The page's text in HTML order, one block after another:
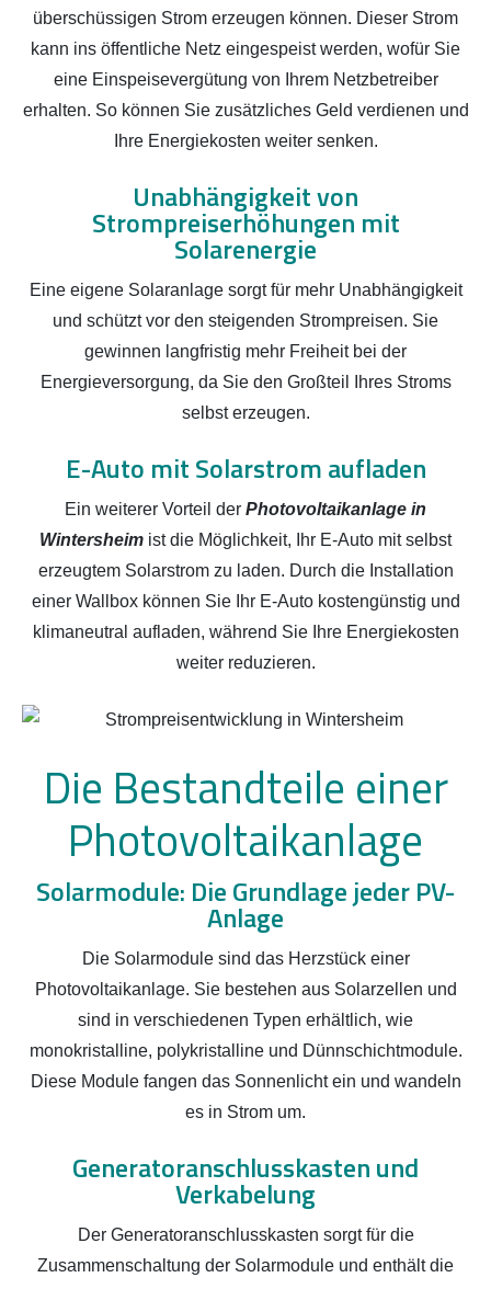
überschüssigen Strom erzeugen können. Dieser Strom
kann ins öffentliche Netz eingespeist werden, wofür Sie
eine Einspeisevergütung von Ihrem Netzbetreiber
erhalten. So können Sie zusätzliches Geld verdienen und
Ihre Energiekosten weiter senken.
Unabhängigkeit von
Strompreiserhöhungen mit
Solarenergie
Eine eigene Solaranlage sorgt für mehr Unabhängigkeit
und schützt vor den steigenden Strompreisen. Sie
gewinnen langfristig mehr Freiheit bei der
Energieversorgung, da Sie den Großteil Ihres Stroms
selbst erzeugen.
E-Auto mit Solarstrom aufladen
Ein weiterer Vorteil der Photovoltaikanlage in
Wintersheim ist die Möglichkeit, Ihr E-Auto mit selbst
erzeugtem Solarstrom zu laden. Durch die Installation
einer Wallbox können Sie Ihr E-Auto kostengünstig und
klimaneutral aufladen, während Sie Ihre Energiekosten
weiter reduzieren.
Die Bestandteile einer
Photovoltaikanlage
Solarmodule: Die Grundlage jeder PV-
Anlage
Die Solarmodule sind das Herzstück einer
Photovoltaikanlage. Sie bestehen aus Solarzellen und
sind in verschiedenen Typen erhältlich, wie
monokristalline, polykristalline und Dünnschichtmodule.
Diese Module fangen das Sonnenlicht ein und wandeln
es in Strom um.
Generatoranschlusskasten und
Verkabelung
Der Generatoranschlusskasten sorgt für die
Zusammenschaltung der Solarmodule und enthält die